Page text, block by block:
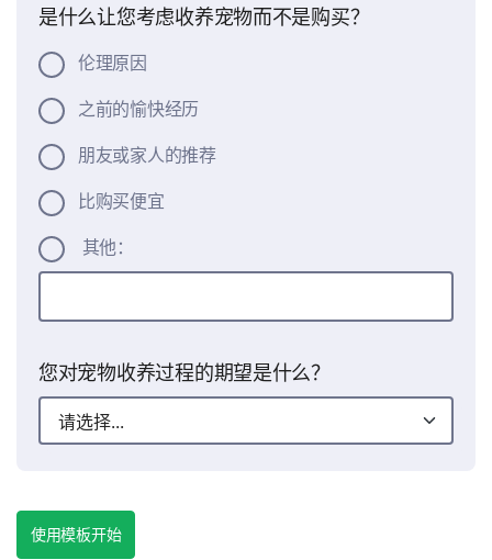
是什么让您考虑收养宠物而不是购买？
伦理原因
之前的愉快经历
朋友或家人的推荐
比购买便宜
其他：
您对宠物收养过程的期望是什么？
收养过程
让我们听听您在收养过程中的经历。您的反馈将帮助我
使用模板开始